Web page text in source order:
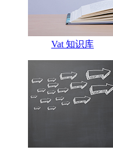
Vat 知识库